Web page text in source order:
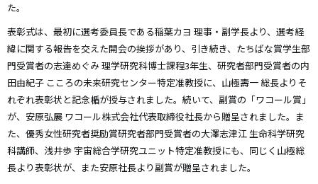
た。
表彰式は、最初に選考委員長である稲葉カヨ 理事・副学長より、選考経
緯に関する報告を交えた開会の挨拶があり、引き続き、たちばな賞学生部
門受賞者の志達めぐみ 理学研究科博士課程3年生、研究者部門受賞者の内
田由紀子 こころの未来研究センター特定准教授に、山極壽一 総長よりそ
れぞれ表彰状と記念楯が授与されました。続いて、副賞の「ワコール賞」
が、安原弘展 ワコール株式会社代表取締役社長から贈呈されました。ま
た、優秀女性研究者奨励賞研究者部門受賞者の大澤志津江 生命科学研究
科講師、浅井歩 宇宙総合学研究ユニット特定准教授にも、同じく山極総
長より表彰状が、また安原社長より副賞が贈呈されました。